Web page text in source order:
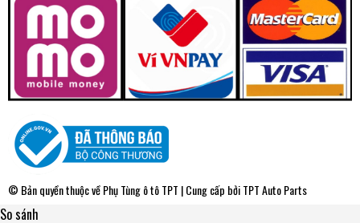
© Bản quyền thuộc vềPhụ Tùng ô tô TPT | Cung cấp bởiTPT Auto Parts
So sánh